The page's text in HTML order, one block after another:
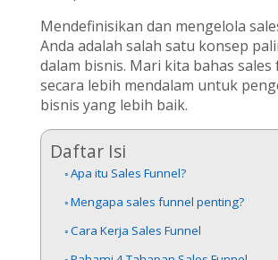
Mendefinisikan dan mengelola
Anda adalah salah satu konsep
dalam bisnis. Mari kita bahas sales
secara lebih mendalam untuk
bisnis yang lebih baik.
Daftar Isi
Apa itu Sales Funnel?
Mengapa sales funnel penting?
Cara Kerja Sales Funnel